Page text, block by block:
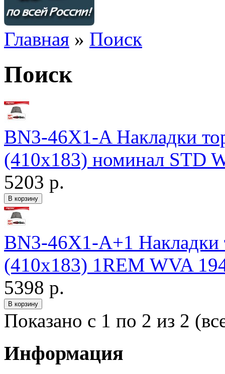
Главная » Поиск
Поиск
BN3-46X1-A Накладки
(410х183) номинал STD
5203 р.
BN3-46X1-A+1
(410х183) 1REM WVA
5398 р.
Показано с 1 по 2 из 2
Информация